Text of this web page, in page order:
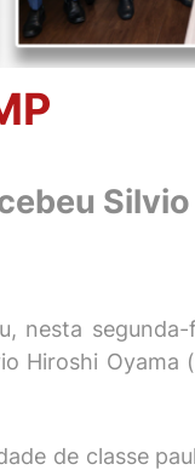
nesta
Hiroshi
de classe